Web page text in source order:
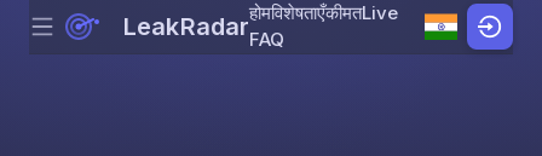
Skip to content
Menu LeakRadarहोमविशेषताएँकीमतLive
FAQ